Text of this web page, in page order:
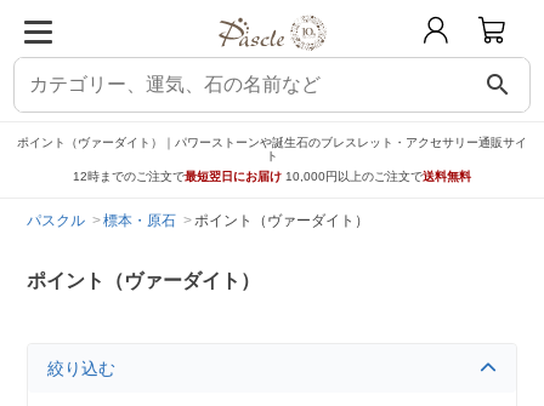
search
ポイント（ヴァーダイト）｜パワーストーンや誕生石のブレスレット・アクセサリー通販サイ
ト
12時までのご注文で最短翌日にお届け 10,000円以上のご注文で送料無料
パスクル 標本・原石 ポイント（ヴァーダイト）
ポイント（ヴァーダイト）
絞り込む